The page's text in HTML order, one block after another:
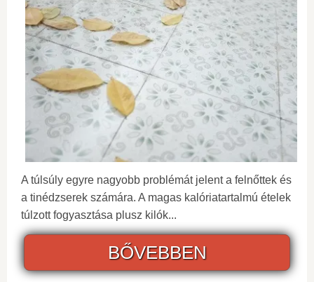
A túlsúly egyre nagyobb problémát jelent a felnőttek és
a tinédzserek számára. A magas kalóriatartalmú ételek
túlzott fogyasztása plusz kilók...
BŐVEBBEN